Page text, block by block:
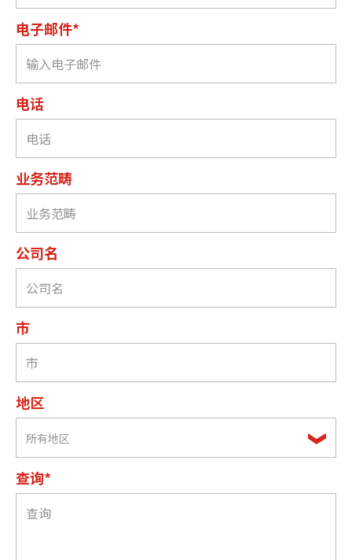
电子邮件*
电话
业务范畴
公司名
市
地区
所有地区
查询*